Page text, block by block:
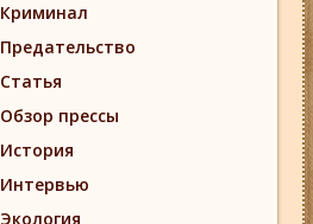
Криминал
Предательство
Статья
Обзор прессы
История
Интервью
Экология